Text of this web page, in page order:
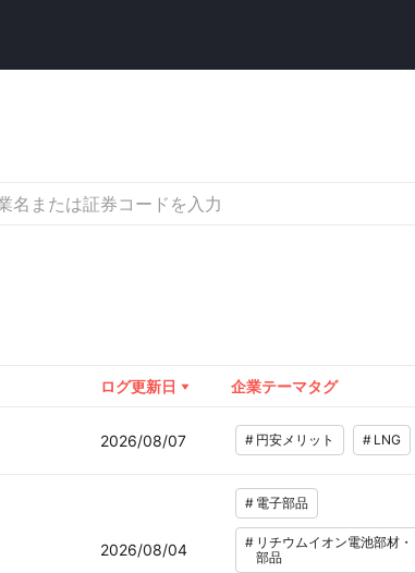
ログ更新日 企業テーマタグ
2026/08/07 # 円安メリット # LNG
2026/08/04
# 電子部品
# リチウムイオン電池部材・
部品